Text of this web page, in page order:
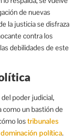
de nuevas
la justicia se disfraza
contra los
debilidades de este
poder judicial,
como un bastión de
lostribunales
política.